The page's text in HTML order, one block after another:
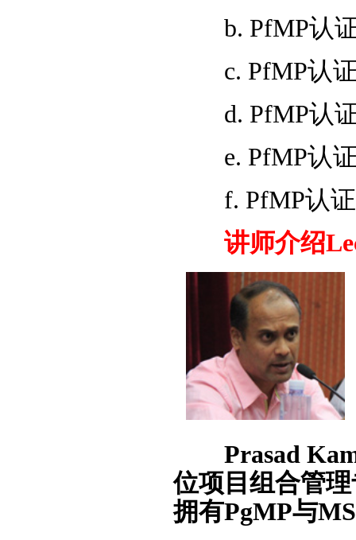
b. PfMP认证
c. PfMP认证
d. PfMP认证
e. PfMP认证
f. PfMP认证
讲师介绍
Prasad
位项目组合管
拥有PgMP与